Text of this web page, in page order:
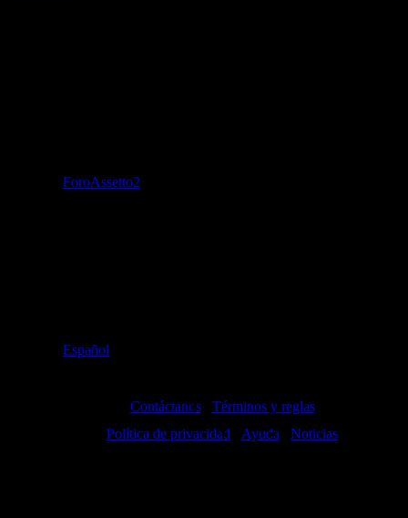
ForoAssetto2
Español
Contáctanos
Términos y reglas
Política de privacidad
Ayuda Noticias